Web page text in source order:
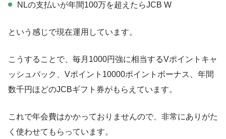
NLの支払いが年間100万を超えたらJCB W
という感じで現在運用しています。
こうすることで、毎月1000円強に相当するVポイントキャ
ッシュバック、Vポイント10000ポイントボーナス、年間
数千円ほどのJCBギフト券がもらえています。
これで年会費はかかっておりませんので、非常にありがた
く使わせてもらっています。